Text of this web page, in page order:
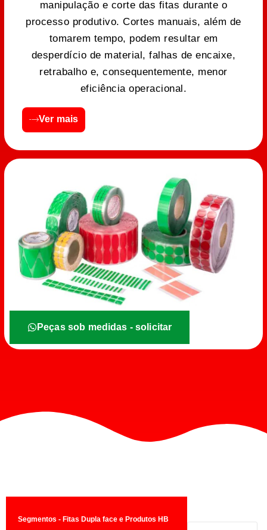
manipulação e corte das fitas durante o
processo produtivo. Cortes manuais, além de
tomarem tempo, podem resultar em
desperdício de material, falhas de encaixe,
retrabalho e, consequentemente, menor
eficiência operacional.
Ver mais
Peças sob medidas - solicitar
Segmentos - Fitas Dupla face e Produtos HB